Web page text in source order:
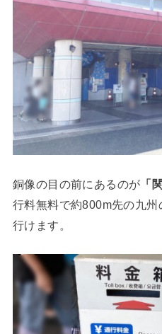
銅像の目の前にあるのが 「
行料無料で約800m先の九
行けます。